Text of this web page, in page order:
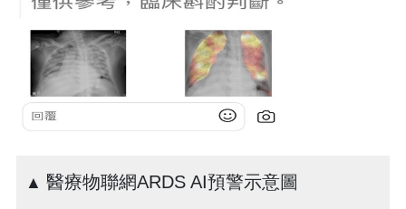
▲ 醫療物聯網ARDS AI預警示意圖